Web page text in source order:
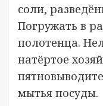
соли,
Погружать в
полотенца.
натёртое
мытья посуды.